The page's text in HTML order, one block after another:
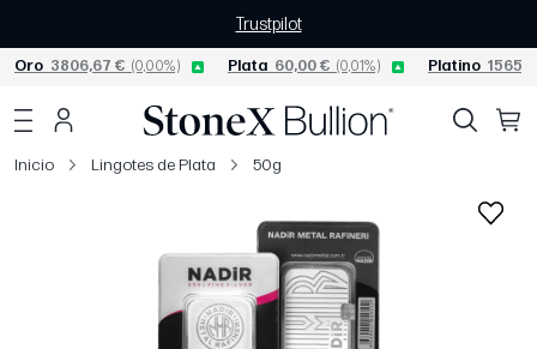
Trustpilot
Oro 3806,67 € (0,00%) Plata 60,00 € (0,01%) Platino
Inicio Lingotes de Plata 50g